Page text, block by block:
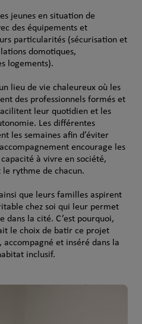
jeunes en situation de
des équipements et
particularités (sécurisation et
domotiques,
logements).
lieu de vie chaleureux où les
des professionnels formés et
leur quotidien et les
Les différentes
les semaines afin d’éviter
encourage les
à vivre en société,
rythme de chacun.
que leurs familles aspirent
chez soi qui leur permet
la cité. C’est pourquoi,
le choix de batir ce projet
et inséré dans la
inclusif.